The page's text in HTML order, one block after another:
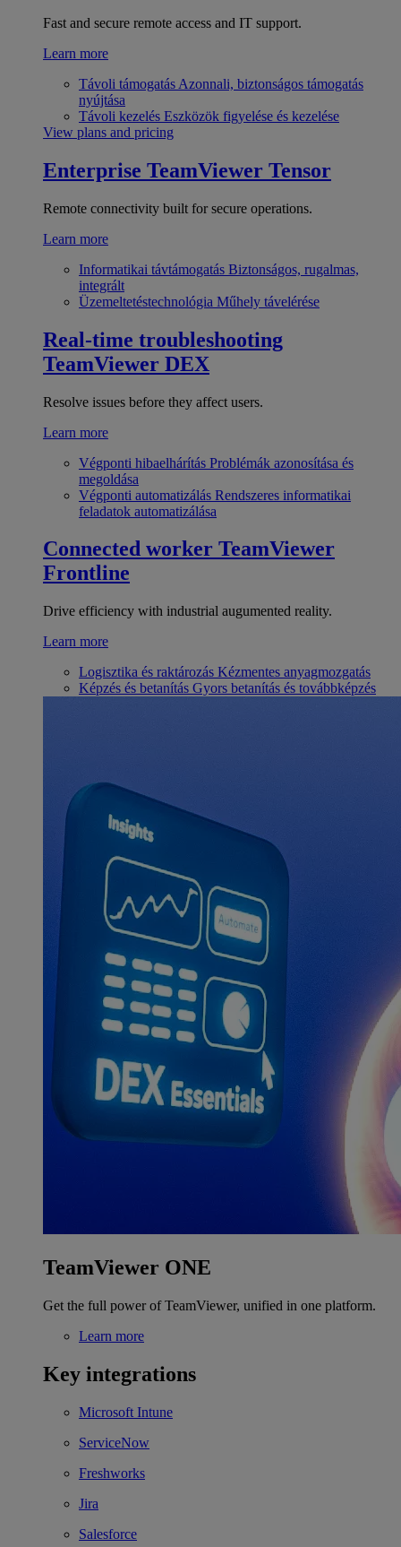
Fast and secure remote access and IT support.
Learn more
Távoli támogatás Azonnali, biztonságos támogatás
nyújtása
Távoli kezelés Eszközök figyelése és kezelése
View plans and pricing
Enterprise TeamViewer Tensor
Remote connectivity built for secure operations.
Learn more
Informatikai távtámogatás Biztonságos, rugalmas,
integrált
Üzemeltetéstechnológia Műhely távelérése
Real-time troubleshooting
TeamViewer DEX
Resolve issues before they affect users.
Learn more
Végponti hibaelhárítás Problémák azonosítása és
megoldása
Végponti automatizálás Rendszeres informatikai
feladatok automatizálása
Connected worker TeamViewer
Frontline
Drive efficiency with industrial augumented reality.
Learn more
Logisztika és raktározás Kézmentes anyagmozgatás
Képzés és betanítás Gyors betanítás és továbbképzés
TeamViewer ONE
Get the full power of TeamViewer, unified in one platform.
Learn more
Key integrations
Microsoft Intune
ServiceNow
Freshworks
Jira
Salesforce